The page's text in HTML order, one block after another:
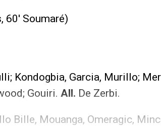
60′ Soumaré)
Kondogbia, Garcia, Murillo;
Gouiri. All. De Zerbi.
Bille, Mouanga, Omeragic,